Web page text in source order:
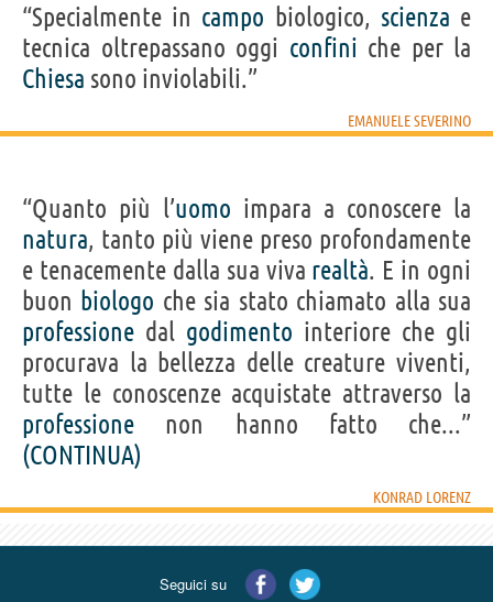
“Specialmente in campo biologico, scienza e
tecnica oltrepassano oggi confini che per la
Chiesa sono inviolabili.”
EMANUELE SEVERINO
“Quanto più l’uomo impara a conoscere la
natura, tanto più viene preso profondamente
e tenacemente dalla sua viva realtà. E in ogni
buon biologo che sia stato chiamato alla sua
professione dal godimento interiore che gli
procurava la bellezza delle creature viventi,
tutte le conoscenze acquistate attraverso la
professione non hanno fatto che...”
(CONTINUA)
KONRAD LORENZ
Seguici su